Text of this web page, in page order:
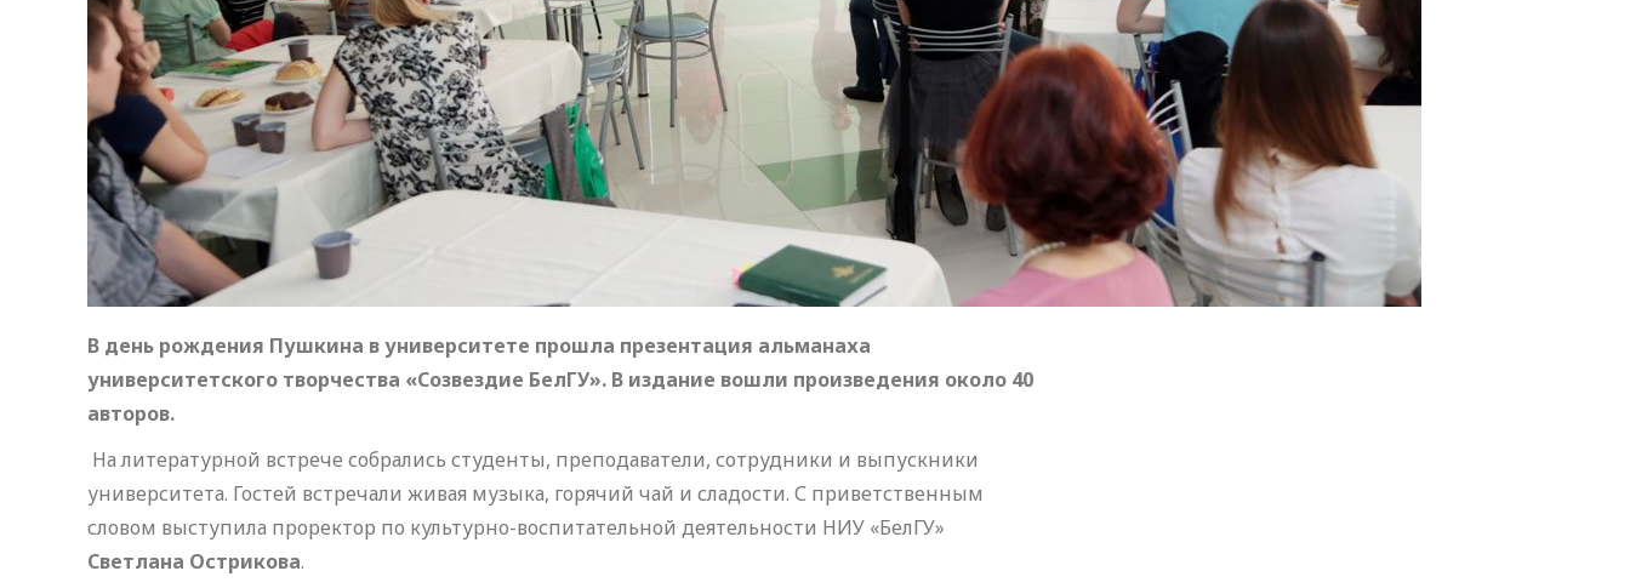
В день рождения Пушкина в университете прошла презентация альманаха
университетского творчества «Созвездие БелГУ». В издание вошли произведения около 40
авторов.
На литературной встрече собрались студенты, преподаватели, сотрудники и выпускники
университета. Гостей встречали живая музыка, горячий чай и сладости. С приветственным
словом выступила проректор по культурно-воспитательной деятельности НИУ «БелГУ»
Светлана Острикова.